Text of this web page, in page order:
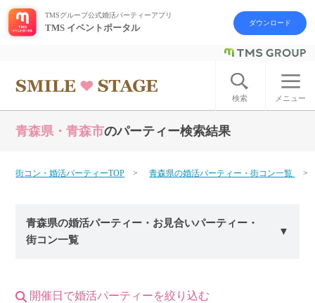
ログイン アカウント登録
はじめての方へ
今週の婚活パーティー
よくあるご質問
TMSグループ公式婚活パーティーアプリ
TMS イベントポータル ダウンロード
検索 メニュー
青森県・青森市のパーティー検索結果
街コン・婚活パーティーTOP 青森県の婚活パーティー・街コン一覧
青森県の婚活パーティー・お見合いパーティー・
街コン一覧
開催日で婚活パーティーを絞り込む